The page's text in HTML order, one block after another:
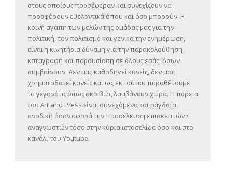
στους οποίους προσέφεραν και συνεχίζουν να
προσφέρουν εθελοντικά όπου και όσο μπορούν. Η
κοινή αγάπη των μελών της ομάδας μας για την
πολιτική, τον πολιτισμό και γενικά την ενημέρωση,
είναι η κινητήρια δύναμη για την παρακολούθηση,
καταγραφή και παρουσίαση σε όλους εσάς, όσων
συμβαίνουν. Δεν μας καθοδηγεί κανείς, δεν μας
χρηματοδοτεί κανείς και ως εκ τούτου παραθέτουμε
τα γεγονότα όπως ακριβώς λαμβάνουν χώρα. Η πορεία
του Art and Press είναι συνεχόμενα και ραγδαία
ανοδική όσον αφορά την προσέλκυση επισκεπτών /
αναγνωστών τόσο στην κύρια ιστοσελίδα όσο και στο
κανάλι του Youtube.